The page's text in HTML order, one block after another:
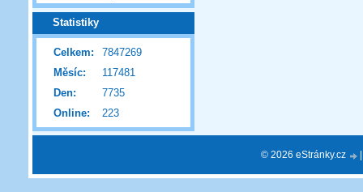
Statistiky
Online: 223
Celkem:
7847269
Měsíc:
117481
Den:
7735
© 2026 eStránky.cz